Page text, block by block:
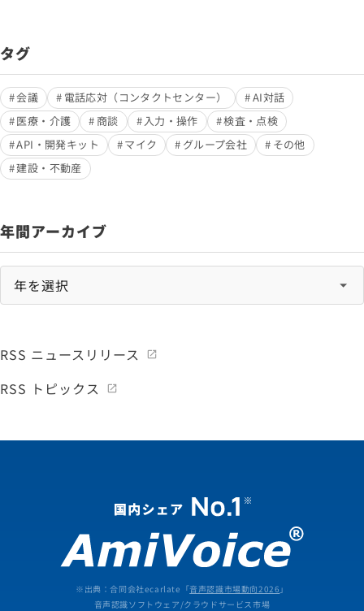
タグ
会議 電話応対（コンタクトセンター）
AI対話
医療・介護
商談 入力・操作
検査・点検
API・開発キット
マイク グループ会社
その他
建設・不動産
年間アーカイブ
RSS ニュースリリース
RSS トピックス
※出典：合同会社ecarlate「音声認識市場動向2026 」
音声認識ソフトウェア/クラウドサービス市場